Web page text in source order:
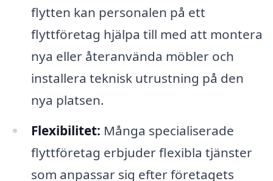
flytten kan personalen på ett
flyttföretag hjälpa till med att montera
nya eller återanvända möbler och
installera teknisk utrustning på den
nya platsen.
Flexibilitet: Många specialiserade
flyttföretag erbjuder flexibla tjänster
som anpassar sig efter företagets